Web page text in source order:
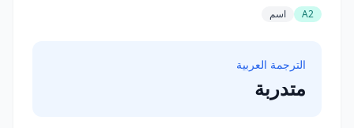
A2 اسم
الترجمة العربية
متدربة